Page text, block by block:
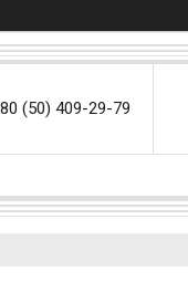
(50) 409-29-79